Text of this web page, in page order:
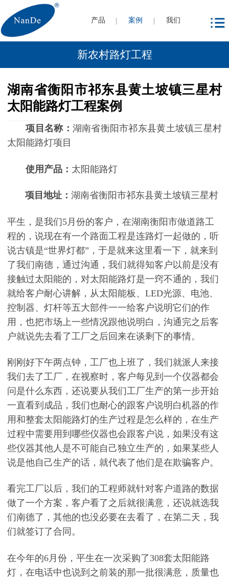
产品 案例 我们
新农村路灯工程
湖南省衡阳市祁东县黄土坡镇三星村
太阳能路灯工程案例
项目名称： 湖南省衡阳市祁东县黄土坡镇三星村
太阳能路灯项目
使用产品： 太阳能路灯
项目地址： 湖南省衡阳市祁东县黄土坡镇三星村
平生，是我们5月份的客户，在湖南衡阳市做道路工
程的，说现在有一个路面工程是连路灯一起做的，听
说古镇是“世界灯都”，于是就来这里看一下，就来到
了我们南德，通过沟通，我们就得知客户以前是没有
接触过太阳能的，对太阳能路灯是一窍不通的，我们
就给客户耐心讲解，从太阳能板、LED光源、电池、
控制器、灯杆等五大部件一一给客户说明它们的作
用，也把市场上一些情况跟他说明白，沟通完之后客
户就说先去看了工厂之后回来在谈剩下的事情。
刚刚好下午两点钟，工厂也上班了，我们就派人来接
我们去了工厂，在视察时，客户每见到一个仪器都会
问是什么东西，还说要从我们工厂生产的第一步开始
一直看到成品，我们也耐心的跟客户说明白机器的作
用和整套太阳能路灯的生产过程是怎么样的，在生产
过程中需要用到哪些仪器也会跟客户说，如果没有这
些仪器其他人是不可能自己独立生产的，如果某些人
说是他自己生产的话，就代表了他们是在欺骗客户。
看完工厂以后，我们的工程师就针对客户道路的数据
做了一个方案，客户看了之后就很满意，还说就选我
们南德了，其他的也没必要在去看了，在第二天，我
们就签订了合同。
在今年的6月份，平生在一次采购了308套太阳能路
灯，在电话中也说到之前装的那一批很满意，质量也